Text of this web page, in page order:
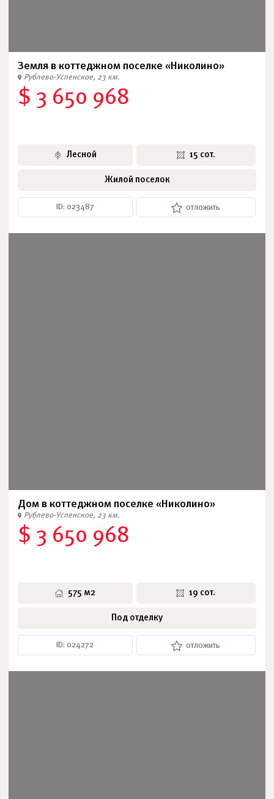
Земля в коттеджном поселке «Николино»
Рублево-Успенское, 23 км.
$ 3 650 968
Лесной 15 сот.
Жилой поселок
ID: 023487 отложить
Дом в коттеджном поселке «Николино»
Рублево-Успенское, 23 км.
$ 3 650 968
575 м2 19 сот.
Под отделку
ID: 024272 отложить